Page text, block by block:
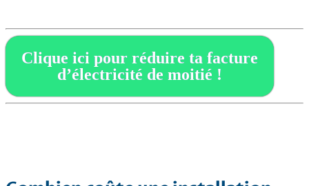
Clique ici pour réduire ta facture
d’électricité de moitié !